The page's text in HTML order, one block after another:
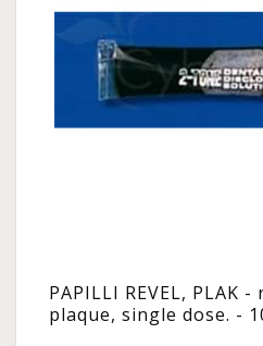
PAPILLI REVEL, PLAK
plaque, single dose. -